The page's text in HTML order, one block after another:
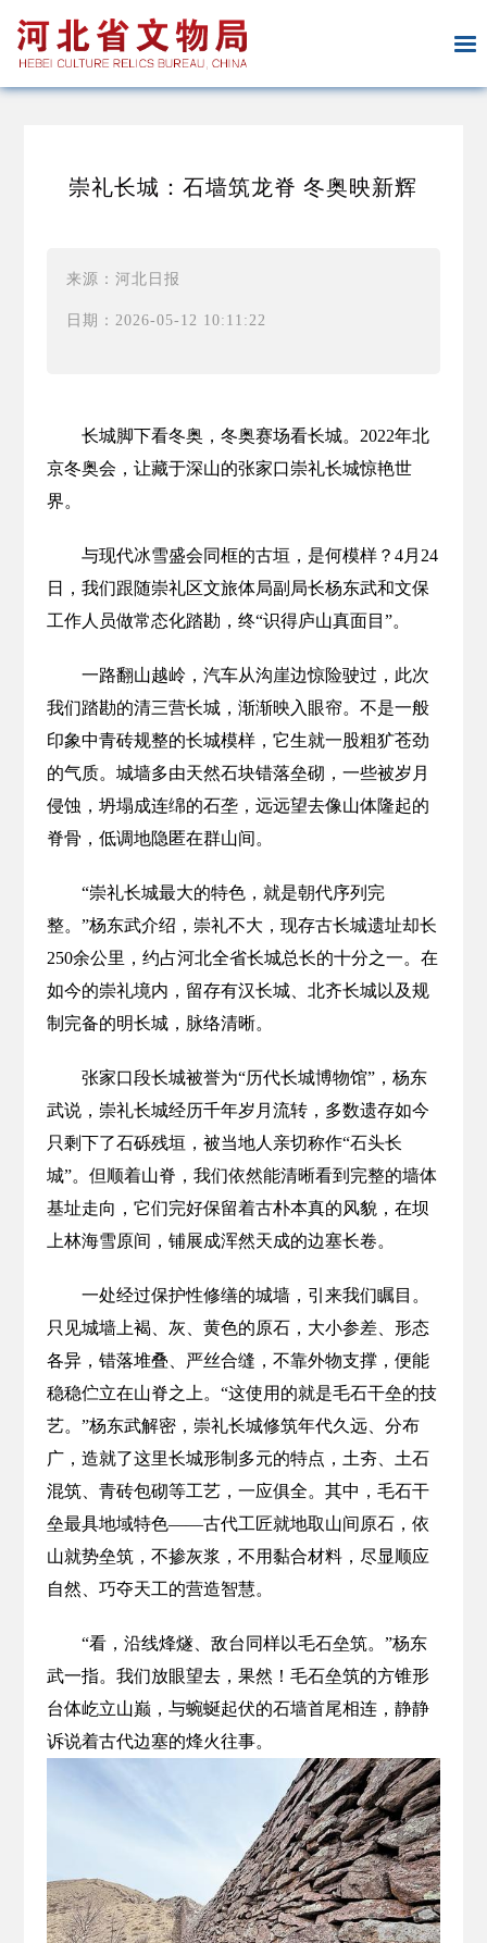
崇礼长城：石墙筑龙脊 冬奥映新辉
来源：河北日报
日期：2026-05-12 10:11:22
长城脚下看冬奥，冬奥赛场看长城。2022年北
京冬奥会，让藏于深山的张家口崇礼长城惊艳世
界。
与现代冰雪盛会同框的古垣，是何模样？4月24
日，我们跟随崇礼区文旅体局副局长杨东武和文保
工作人员做常态化踏勘，终“识得庐山真面目”。
一路翻山越岭，汽车从沟崖边惊险驶过，此次
我们踏勘的清三营长城，渐渐映入眼帘。不是一般
印象中青砖规整的长城模样，它生就一股粗犷苍劲
的气质。城墙多由天然石块错落垒砌，一些被岁月
侵蚀，坍塌成连绵的石垄，远远望去像山体隆起的
脊骨，低调地隐匿在群山间。
“崇礼长城最大的特色，就是朝代序列完
整。”杨东武介绍，崇礼不大，现存古长城遗址却长
250余公里，约占河北全省长城总长的十分之一。在
如今的崇礼境内，留存有汉长城、北齐长城以及规
制完备的明长城，脉络清晰。
张家口段长城被誉为“历代长城博物馆”，杨东
武说，崇礼长城经历千年岁月流转，多数遗存如今
只剩下了石砾残垣，被当地人亲切称作“石头长
城”。但顺着山脊，我们依然能清晰看到完整的墙体
基址走向，它们完好保留着古朴本真的风貌，在坝
上林海雪原间，铺展成浑然天成的边塞长卷。
一处经过保护性修缮的城墙，引来我们瞩目。
只见城墙上褐、灰、黄色的原石，大小参差、形态
各异，错落堆叠、严丝合缝，不靠外物支撑，便能
稳稳伫立在山脊之上。“这使用的就是毛石干垒的技
艺。”杨东武解密，崇礼长城修筑年代久远、分布
广，造就了这里长城形制多元的特点，土夯、土石
混筑、青砖包砌等工艺，一应俱全。其中，毛石干
垒最具地域特色——古代工匠就地取山间原石，依
山就势垒筑，不掺灰浆，不用黏合材料，尽显顺应
自然、巧夺天工的营造智慧。
“看，沿线烽燧、敌台同样以毛石垒筑。”杨东
武一指。我们放眼望去，果然！毛石垒筑的方锥形
台体屹立山巅，与蜿蜒起伏的石墙首尾相连，静静
诉说着古代边塞的烽火往事。